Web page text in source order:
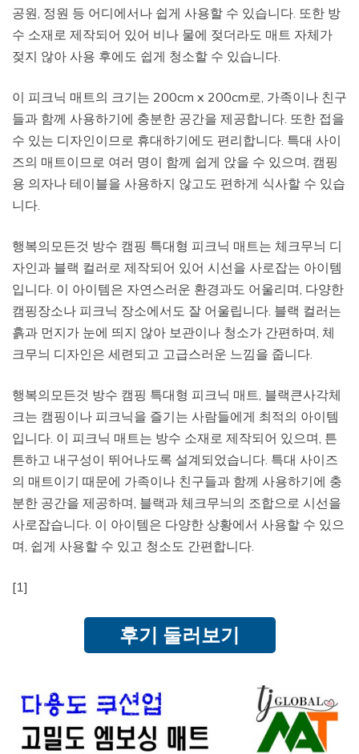
공원, 정원 등 어디에서나 쉽게 사용할 수 있습니다. 또한 방
수 소재로 제작되어 있어 비나 물에 젖더라도 매트 자체가
젖지 않아 사용 후에도 쉽게 청소할 수 있습니다.
이 피크닉 매트의 크기는 200cm x 200cm로, 가족이나 친구
들과 함께 사용하기에 충분한 공간을 제공합니다. 또한 접을
수 있는 디자인이므로 휴대하기에도 편리합니다. 특대 사이
즈의 매트이므로 여러 명이 함께 쉽게 앉을 수 있으며, 캠핑
용 의자나 테이블을 사용하지 않고도 편하게 식사할 수 있습
니다.
행복의모든것 방수 캠핑 특대형 피크닉 매트는 체크무늬 디
자인과 블랙 컬러로 제작되어 있어 시선을 사로잡는 아이템
입니다. 이 아이템은 자연스러운 환경과도 어울리며, 다양한
캠핑장소나 피크닉 장소에서도 잘 어울립니다. 블랙 컬러는
흙과 먼지가 눈에 띄지 않아 보관이나 청소가 간편하며, 체
크무늬 디자인은 세련되고 고급스러운 느낌을 줍니다.
행복의모든것 방수 캠핑 특대형 피크닉 매트, 블랙큰사각체
크는 캠핑이나 피크닉을 즐기는 사람들에게 최적의 아이템
입니다. 이 피크닉 매트는 방수 소재로 제작되어 있으며, 튼
튼하고 내구성이 뛰어나도록 설계되었습니다. 특대 사이즈
의 매트이기 때문에 가족이나 친구들과 함께 사용하기에 충
분한 공간을 제공하며, 블랙과 체크무늬의 조합으로 시선을
사로잡습니다. 이 아이템은 다양한 상황에서 사용할 수 있으
며, 쉽게 사용할 수 있고 청소도 간편합니다.
[1]
후기 둘러보기